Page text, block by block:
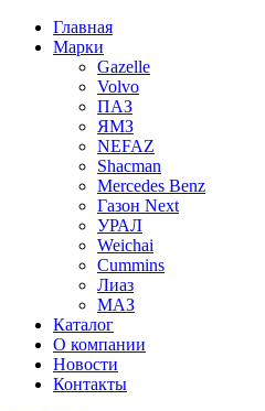
Главная
Марки
Gazelle
Volvo
ПАЗ
ЯМЗ
NEFAZ
Shacman
Mercedes Benz
Газон Next
УРАЛ
Weichai
Cummins
Лиаз
МАЗ
Каталог
О компании
Новости
Контакты